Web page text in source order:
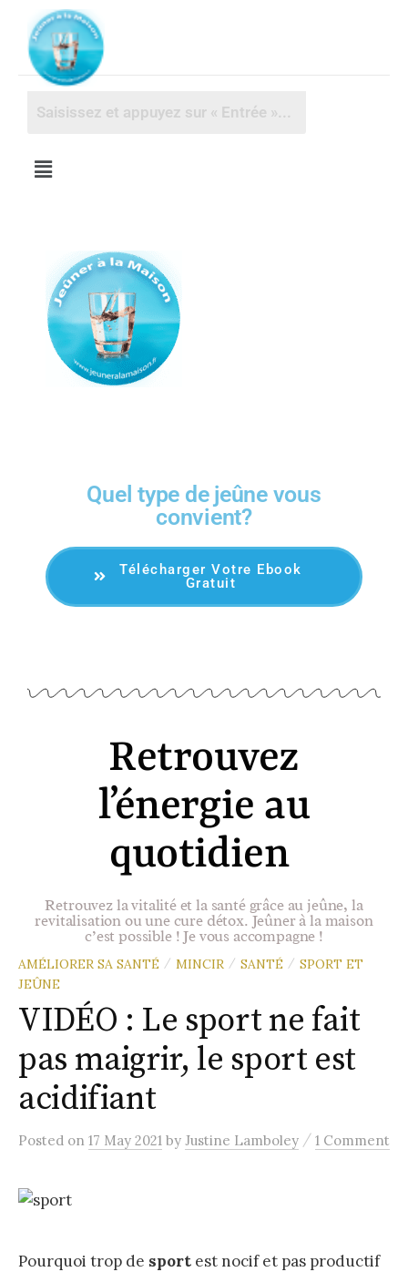
Quel type de jeûne vous
convient?
Télécharger Votre Ebook
Gratuit
Retrouvez
l’énergie au
quotidien
Retrouvez la vitalité et la santé grâce au jeûne, la
revitalisation ou une cure détox. Jeûner à la maison
c’est possible ! Je vous accompagne !
AMÉLIORER SA SANTÉ / MINCIR / SANTÉ / SPORT ET
JEÛNE
VIDÉO : Le sport ne fait
pas maigrir, le sport est
acidifiant
Posted on 17 May 2021 by Justine Lamboley / 1 Comment
Pourquoi trop de sport est nocif et pas productif